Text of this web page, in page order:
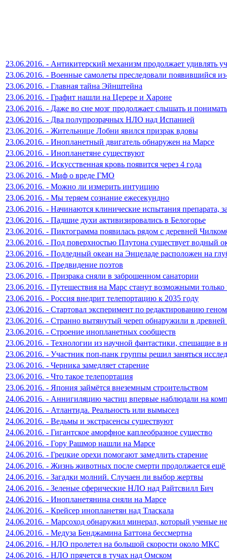
23.06.2016. - Антикитерский механизм продолжает удивлять
23.06.2016. - Военные самолеты преследовали появившийся
23.06.2016. - Главная тайна Эйнштейна
23.06.2016. - Графит нашли на Церере и Хароне
23.06.2016. - Даже во сне мозг продолжает слышать и
23.06.2016. - Два полупрозрачных НЛО над Испанией
23.06.2016. - Жительнице Лобни явился призрак вдовы
23.06.2016. - Инопланетный двигатель обнаружен на Марсе
23.06.2016. - Инопланетяне существуют
23.06.2016. - Искусственная кровь появится через 4 года
23.06.2016. - Миф о вреде ГМО
23.06.2016. - Можно ли измерить интуицию
23.06.2016. - Мы теряем сознание ежесекундно
23.06.2016. - Начинаются клинические испытания препарата,
23.06.2016. - Падшие духи активизировались в Белогорье
23.06.2016. - Пиктограмма появилась рядом с деревней
23.06.2016. - Под поверхностью Плутона существует водный
23.06.2016. - Подледный океан на Энцеладе расположен на
23.06.2016. - Предвидение поэтов
23.06.2016. - Призрака сняли в заброшенном санатории
23.06.2016. - Путешествия на Марс станут возможными только
23.06.2016. - Россия внедрит телепортацию к 2035 году
23.06.2016. - Стартовал эксперимент по редактированию
23.06.2016. - Странно вытянутый череп обнаружили в древней
23.06.2016. - Строение инопланетных сообществ
23.06.2016. - Технологии из научной фантастики, спешащие в
23.06.2016. - Участник поп-панк группы решил заняться
23.06.2016. - Черника замедляет старение
23.06.2016. - Что такое телепортация
23.06.2016. - Япония займётся внеземным строительством
24.06.2016. - Аннигиляцию частиц впервые наблюдали на
24.06.2016. - Атлантида. Реальность или вымысел
24.06.2016. - Ведьмы и экстрасенсы существуют
24.06.2016. - Гигантское аморфное каплеобразное существо
24.06.2016. - Гору Рашмор нашли на Марсе
24.06.2016. - Грецкие орехи помогают замедлить старение
24.06.2016. - Жизнь животных после смерти продолжается ещё
24.06.2016. - Загадки молний. Случаен ли выбор жертвы
24.06.2016. - Зеленые сферические НЛО над Райтсвилл Бич
24.06.2016. - Инопланетянина сняли на Марсе
24.06.2016. - Крейсер инопланетян над Тласкала
24.06.2016. - Марсоход обнаружил минерал, который ученые
24.06.2016. - Медуза Бенджамина Баттона бессмертна
24.06.2016. - НЛО пролетел на большой скорости около МКС
24.06.2016. - НЛО прячется в тучах над Омском